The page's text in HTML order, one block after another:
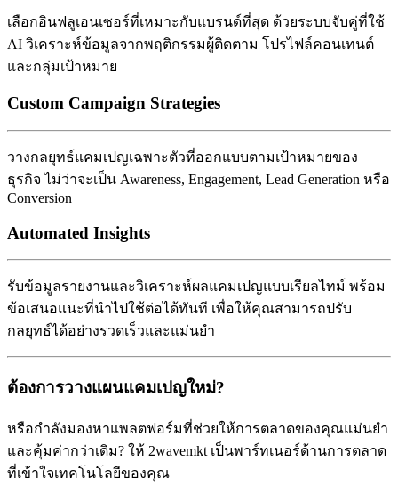
เลือกอินฟลูเอนเซอร์ที่เหมาะกับแบรนด์ที่สุด ด้วยระบบจับคู่ที่ใช้
AI วิเคราะห์ข้อมูลจากพฤติกรรมผู้ติดตาม โปรไฟล์คอนเทนต์
และกลุ่มเป้าหมาย
Custom Campaign Strategies
วางกลยุทธ์แคมเปญเฉพาะตัวที่ออกแบบตามเป้าหมายของ
ธุรกิจ ไม่ว่าจะเป็น Awareness, Engagement, Lead Generation หรือ
Conversion
Automated Insights
รับข้อมูลรายงานและวิเคราะห์ผลแคมเปญแบบเรียลไทม์ พร้อม
ข้อเสนอแนะที่นำไปใช้ต่อได้ทันที เพื่อให้คุณสามารถปรับ
กลยุทธ์ได้อย่างรวดเร็วและแม่นยำ
ต้องการวางแผนแคมเปญใหม่?
หรือกำลังมองหาแพลตฟอร์มที่ช่วยให้การตลาดของคุณแม่นยำ
และคุ้มค่ากว่าเดิม? ให้ 2wavemkt เป็นพาร์ทเนอร์ด้านการตลาด
ที่เข้าใจเทคโนโลยีของคุณ